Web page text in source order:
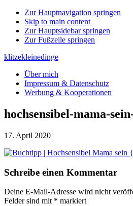
Zur Hauptnavigation springen
Skip to main content
Zur Hauptsidebar springen
Zur Fußzeile springen
klitzekleinedinge
Über mich
Impressum & Datenschutz
Werbung & Kooperationen
hochsensibel-mama-
17. April 2020
Leser-
Schreibe einen Kommentar
Deine E-Mail-Adresse wird nicht
Felder sind mit * markiert